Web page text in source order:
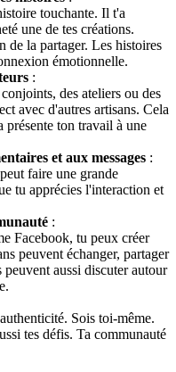
touchante. Il t'a
une de tes créations.
de la partager. Les histoires
émotionnelle.
:
des ateliers ou des
avec d'autres artisans. Cela
présente ton travail à une
et aux messages :
faire une grande
tu apprécies l'interaction et
:
Facebook, tu peux créer
peuvent échanger, partager
aussi discuter autour
Sois toi-même.
tes défis. Ta communauté